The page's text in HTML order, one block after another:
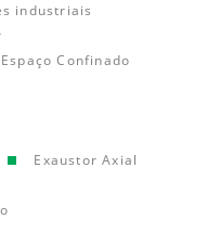
industriais
Confinado
Exaustor Axial